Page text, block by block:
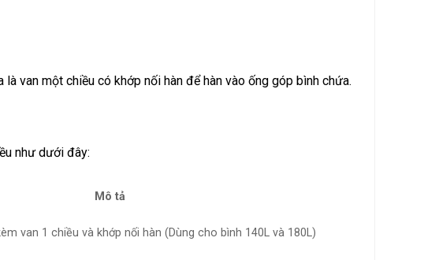
van một chiều có khớp nối hàn để hàn vào ống góp bình chứa.
như dưới đây:
Mô tả
van 1 chiều và khớp nối hàn (Dùng cho bình 140L và 180L)